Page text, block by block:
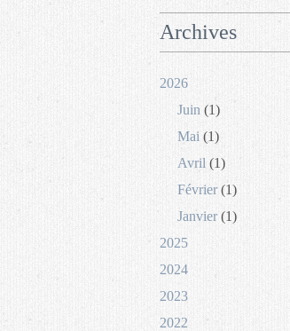
Archives
2026
Juin (1)
Mai (1)
Avril (1)
Février(1)
Janvier (1)
2025
2024
2023
2022